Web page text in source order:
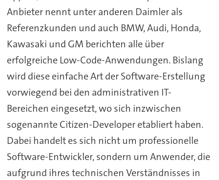
Anbieter nennt unter anderen Daimler als
Referenzkunden und auch BMW, Audi, Honda,
Kawasaki und GM berichten alle über
erfolgreiche Low-Code-Anwendungen. Bislang
wird diese einfache Art der Software-Erstellung
vorwiegend bei den administrativen IT-
Bereichen eingesetzt, wo sich inzwischen
sogenannte Citizen-Developer etabliert haben.
Dabei handelt es sich nicht um professionelle
Software-Entwickler, sondern um Anwender, die
aufgrund ihres technischen Verständnisses in